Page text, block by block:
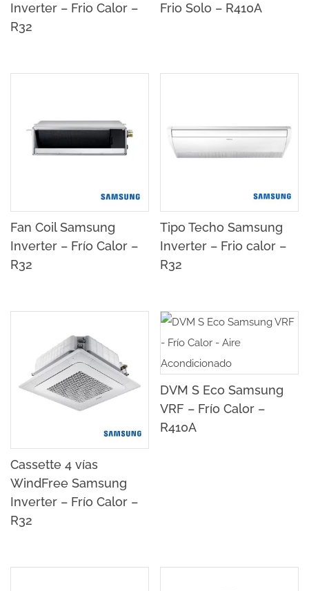
Inverter – Frio Calor –
R32
Frio Solo – R410A
Fan Coil Samsung
Inverter – Frío Calor –
R32
Tipo Techo Samsung
Inverter – Frio calor –
R32
Cassette 4 vías
WindFree Samsung
Inverter – Frío Calor –
R32
DVM S Eco Samsung
VRF – Frío Calor –
R410A